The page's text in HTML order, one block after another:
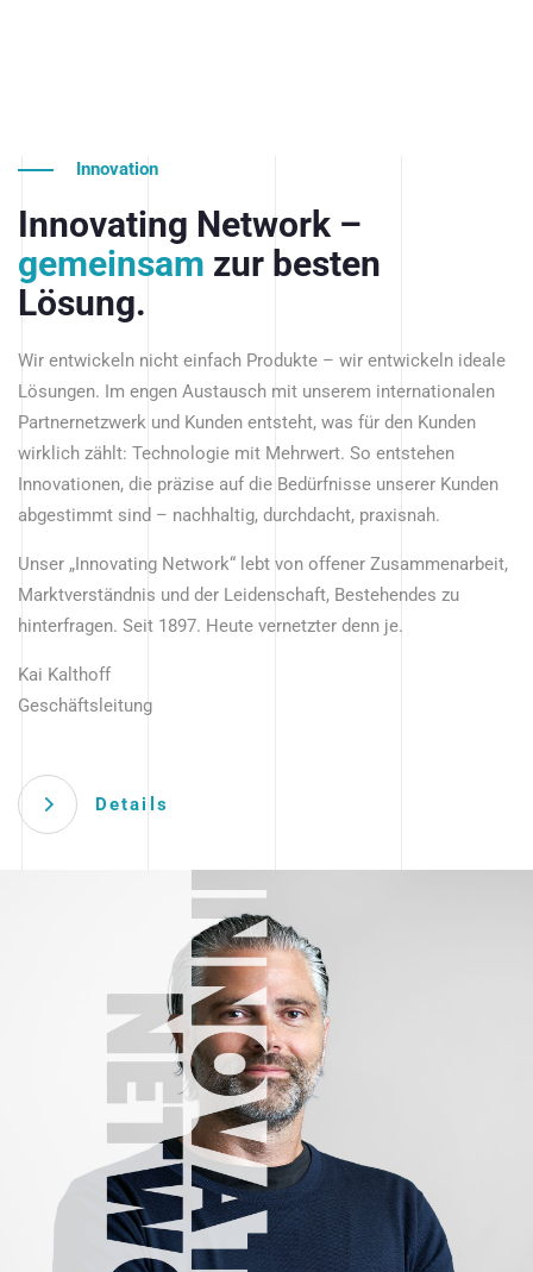
Innovation
Innovating Network –
gemeinsam zur besten
Lösung.
Wir entwickeln nicht einfach Produkte – wir entwickeln ideale
Lösungen. Im engen Austausch mit unserem internationalen
Partnernetzwerk und Kunden entsteht, was für den Kunden
wirklich zählt: Technologie mit Mehrwert. So entstehen
Innovationen, die präzise auf die Bedürfnisse unserer Kunden
abgestimmt sind – nachhaltig, durchdacht, praxisnah.
Unser „Innovating Network“ lebt von offener Zusammenarbeit,
Marktverständnis und der Leidenschaft, Bestehendes zu
hinterfragen. Seit 1897. Heute vernetzter denn je.
Kai Kalthoff
Geschäftsleitung
Details